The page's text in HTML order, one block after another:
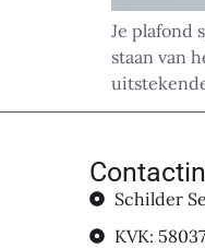
Je plafond
staan van
Schilder
KVK: